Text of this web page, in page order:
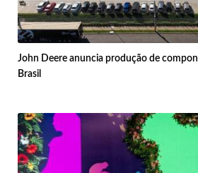
John Deere anuncia produção de
Brasil